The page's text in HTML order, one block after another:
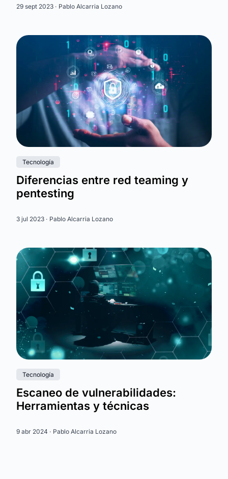
29 sept 2023 · Pablo Alcarria Lozano
Tecnología
Diferencias entre red teaming y
pentesting
3 jul 2023 · Pablo Alcarria Lozano
Tecnología
Escaneo de vulnerabilidades:
Herramientas y técnicas
9 abr 2024 · Pablo Alcarria Lozano